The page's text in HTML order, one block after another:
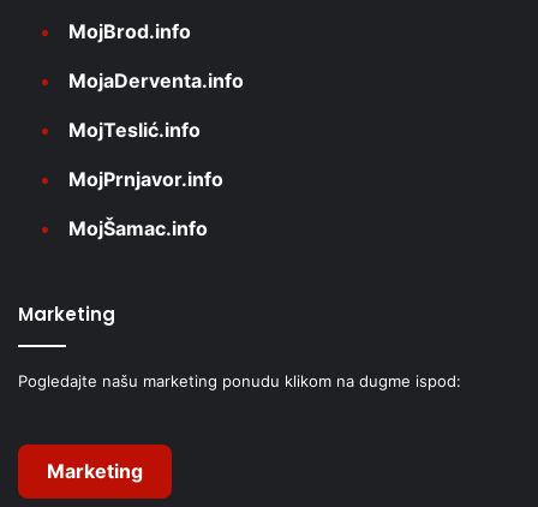
MojBrod.info
MojaDerventa.info
MojTeslić.info
MojPrnjavor.info
MojŠamac.info
Marketing
Pogledajte našu marketing ponudu klikom na dugme ispod:
Marketing